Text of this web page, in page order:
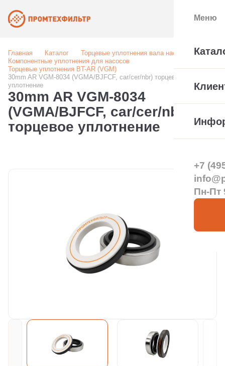
Главная Каталог
Торцевые уплотнения вала насоса
Компонентные уплотнения для насосов
Торцевые уплотнения BT-AR (VGM)
30mm AR VGM-8034 (VGMA/BJFCF, car/cer/nbr) торцевое
уплотнение
30mm AR VGM-8034
(VGMA/BJFCF, car/cer/nbr)
торцевое уплотнение
Меню
+7
Пн-Пт